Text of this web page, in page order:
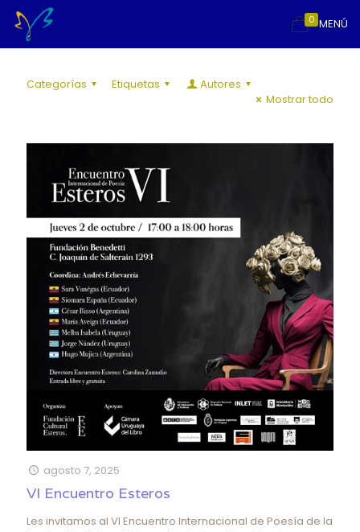
MENÚ
0
Categorías Etiquetas
Autores
Mostrar todo
agosto 7, 2025
VI Encuentro Esteros
Les invitamos al VI Encuentro Internacional de Poesía de la